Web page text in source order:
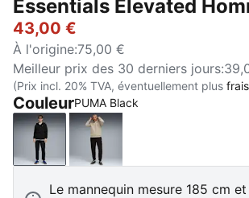
Essentials Elevated
43,00 €
À l'origine:75,00 €
Meilleur prix des 30 derniers jours:
(Prix incl. 20% TVA, éventuellement plus
CouleurPUMA Black
PUMA BlackPebble Gray
Le mannequin mesure 185 cm